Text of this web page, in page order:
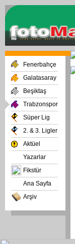
Fenerbahçe
Galatasaray
Beşiktaş
Trabzonspor
Süper Lig
2. & 3. Ligler
Aktüel
Yazarlar
Fikstür
Ana Sayfa
Arşiv